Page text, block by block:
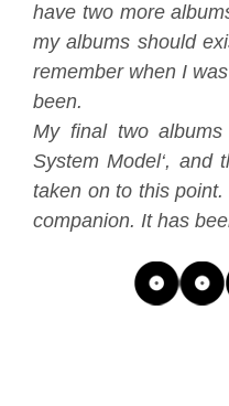
have two more
my albums should
remember when I
been.
My final two albums
System Model‘, and
taken on to this
companion. It has